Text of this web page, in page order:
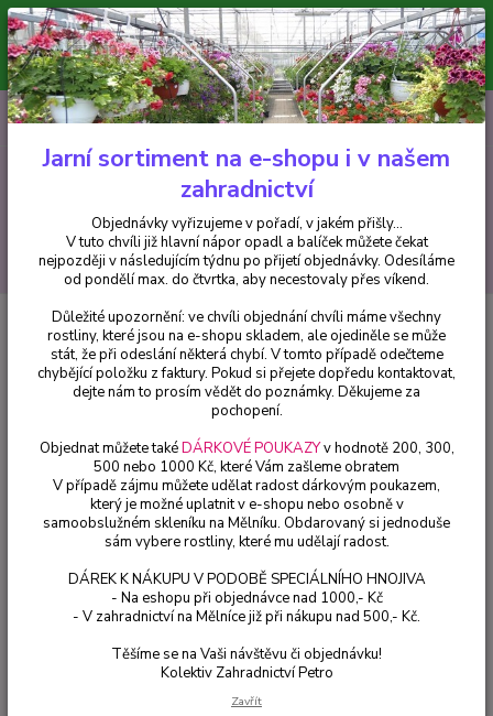
Minimální hodnota pro odeslání z e-shopu je 300 Kč.
V tuto chvíli již hlavní nápor objednávek opadl a balíček můžete čekat
nejpozději v následujícím týdnu po přijetí objednávky. Objednávky
vyřizujeme v pořadí, v jakém přišly...
CZK
Hledat
+420 602 223 614 0ks
za0 Kč
Fuchsie Marrus Pearl Fuchsie - cena za kus v 3-kusovém balení
Marrus Pearl Fuchsie - cena za
kus v 3-kusovém balení
Jarní sortiment na e-shopu i v našem
zahradnictví
Objednávky vyřizujeme v pořadí, v jakém přišly...
V tuto chvíli již hlavní nápor opadl a balíček můžete čekat
nejpozději v následujícím týdnu po přijetí objednávky. Odesíláme
od pondělí max. do čtvrtka, aby necestovaly přes víkend.
Důležité upozornění: ve chvíli objednání chvíli máme všechny
rostliny, které jsou na e-shopu skladem, ale ojediněle se může
stát, že při odeslání některá chybí. V tomto případě odečteme
chybějící položku z faktury. Pokud si přejete dopředu kontaktovat,
dejte nám to prosím vědět do poznámky. Děkujeme za
pochopení.
Objednat můžete takéDÁRKOVÉ POUKAZYv hodnotě 200, 300,
500 nebo 1000 Kč, které Vám zašleme obratem
V případě zájmu můžete udělat radost dárkovým poukazem,
který je možné uplatnit v e-shopu nebo osobně v
samoobslužném skleníku na Mělníku. Obdarovaný si jednoduše
sám vybere rostliny, které mu udělají radost.
DÁREK K NÁKUPU V PODOBĚ SPECIÁLNÍHO HNOJIVA
- Na eshopu při objednávce nad 1000,- Kč
- V zahradnictví na Mělníce již při nákupu nad 500,- Kč.
Těšíme se na Vaši návštěvu či objednávku!
Kolektiv Zahradnictví Petro
Zavřít